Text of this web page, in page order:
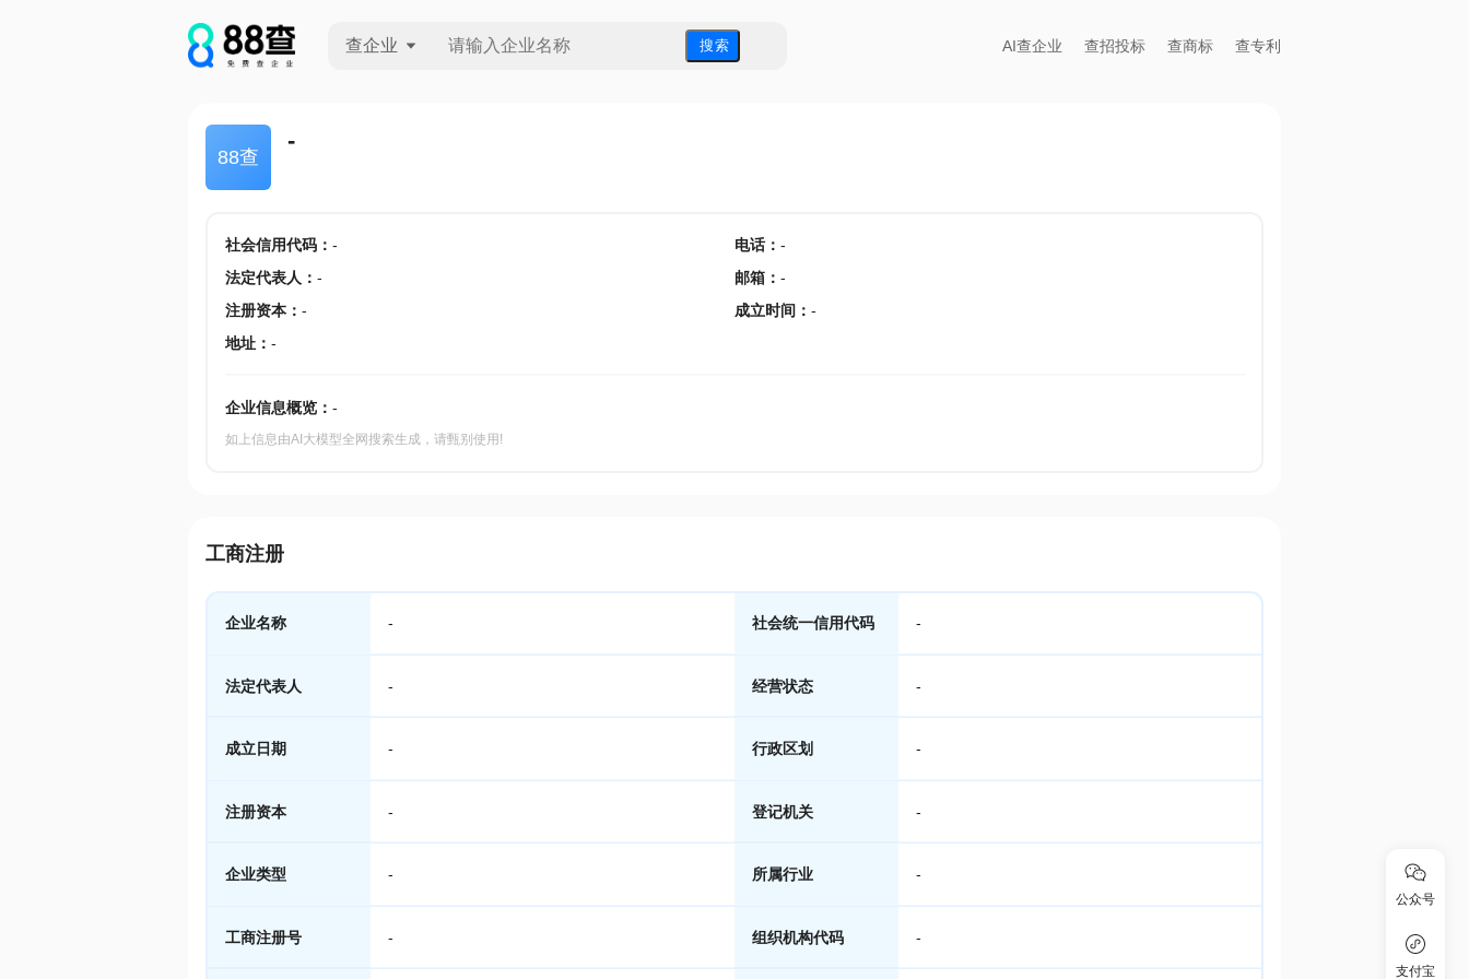
查企业 搜 索 AI查企业 查招投标 查商标 查专利
88查
-
社会信用代码： - 电话： -
法定代表人 ： - 邮箱 ： -
注册资本： - 成立时间 ： -
地址： -
企业信息概览： -
如上信息由AI大模型全网搜索生成，请甄别使用!
工商注册
企业名称 - 社会统一信用代码 -
法定代表人 - 经营状态 -
成立日期 - 行政区划 -
注册资本 - 登记机关 -
企业类型 - 所属行业 -
工商注册号 - 组织机构代码 -
公众号
支付宝